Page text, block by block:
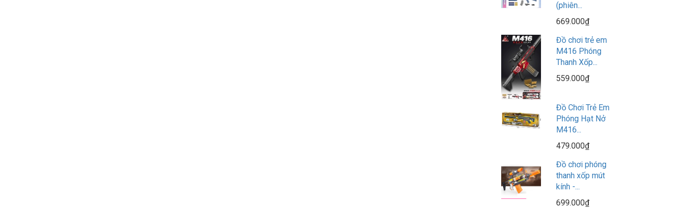
(phiên...
669.000₫
Đồ chơi trẻ em
M416 Phóng
Thanh Xốp...
559.000₫
Đồ Chơi Trẻ Em
Phóng Hạt Nở
M416...
479.000₫
Đồ chơi phóng
thanh xốp mút
kính -...
699.000₫